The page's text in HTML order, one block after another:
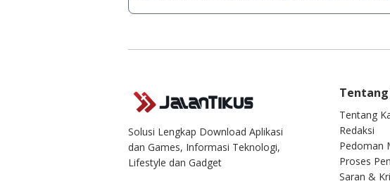
Kami dengan senang hati menjawab setiap
Solusi Lengkap Download Aplikasi
dan Games, Informasi Teknologi,
Lifestyle dan Gadget
Tentang
Redaksi
Pedoman
Proses
Saran &